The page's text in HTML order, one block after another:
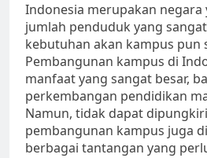
Indonesia merupakan negara
jumlah penduduk yang
kebutuhan akan kampus pun
Pembangunan kampus di
manfaat yang sangat besar,
perkembangan pendidikan
Namun, tidak dapat
pembangunan kampus juga
berbagai tantangan yang